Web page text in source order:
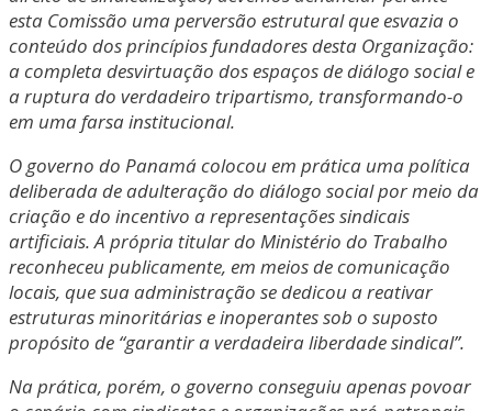
esta Comissão uma perversão estrutural que esvazia o
conteúdo dos princípios fundadores desta Organização:
a completa desvirtuação dos espaços de diálogo social e
a ruptura do verdadeiro tripartismo, transformando-o
em uma farsa institucional.
O governo do Panamá colocou em prática uma política
deliberada de adulteração do diálogo social por meio da
criação e do incentivo a representações sindicais
artificiais. A própria titular do Ministério do Trabalho
reconheceu publicamente, em meios de comunicação
locais, que sua administração se dedicou a reativar
estruturas minoritárias e inoperantes sob o suposto
propósito de “garantir a verdadeira liberdade sindical”.
Na prática, porém, o governo conseguiu apenas povoar